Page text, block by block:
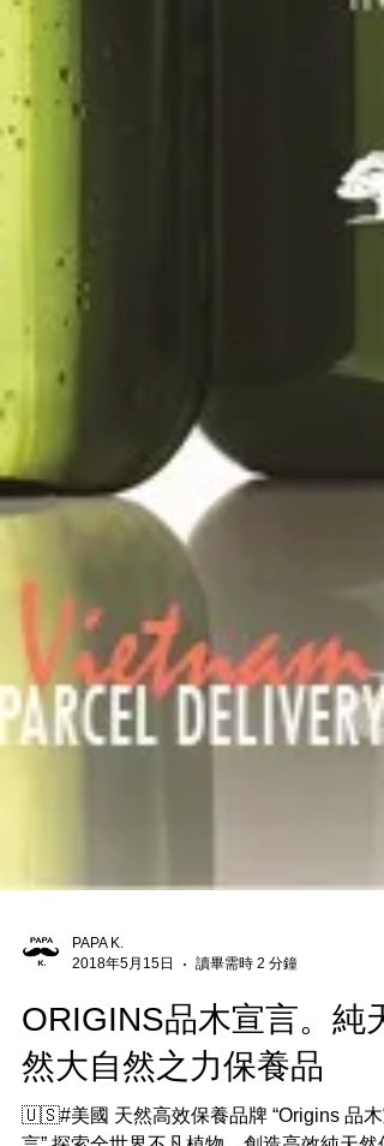
PAPA K.
2018年5月15日
讀畢需時 2 分鐘
ORIGINS品木宣言。純天